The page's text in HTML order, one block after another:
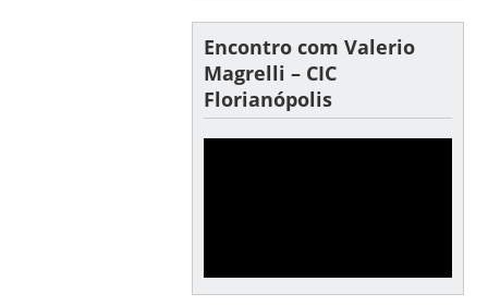
Encontro com Valerio
Magrelli – CIC
Florianópolis